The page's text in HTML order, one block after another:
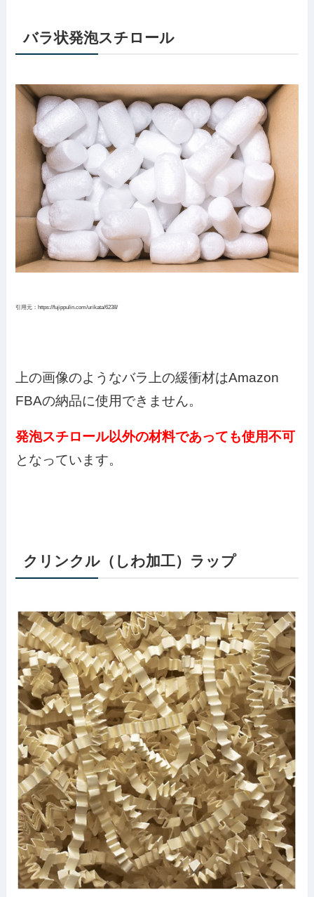
バラ状発泡スチロール
引用元：https://fujippulin.com/urikata/6238/
上の画像のようなバラ上の緩衝材はAmazon
FBAの納品に使用できません。
発泡スチロール以外の材料であっても使用不可
となっています。
クリンクル（しわ加工）ラップ